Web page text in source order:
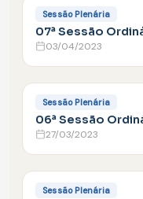
FACEBOOK
Sessão Plenária
07ª Sessão
03/04/2023
FACEBOOK
Sessão Plenária
06ª Sessão
27/03/2023
FACEBOOK
Sessão Plenária